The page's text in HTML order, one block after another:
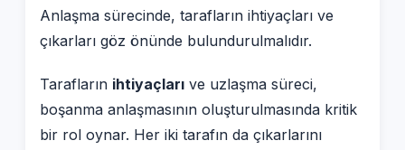
Anlaşma sürecinde, tarafların ihtiyaçları ve
çıkarları göz önünde bulundurulmalıdır.
Tarafların ihtiyaçları ve uzlaşma süreci,
boşanma anlaşmasının oluşturulmasında kritik
bir rol oynar. Her iki tarafın da çıkarlarını